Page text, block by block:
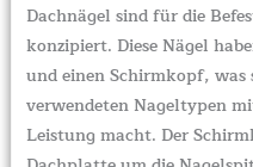
Dachnägel sind für die
konzipiert. Diese Nägel
und einen Schirmkopf, was
verwendeten Nageltypen
Leistung macht. Der